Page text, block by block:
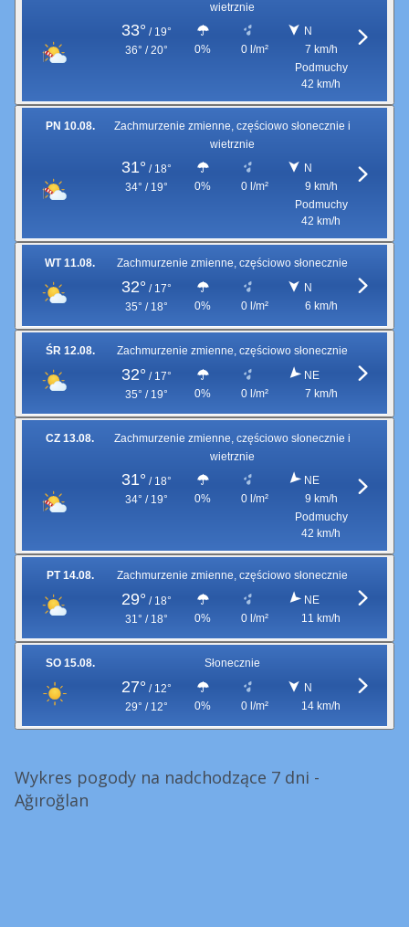
wietrznie
33° / 19°
36° / 20°
0% 0 l/m²
N
7 km/h
Podmuchy
42 km/h
PN 10.08.
Zachmurzenie zmienne, częściowo słonecznie i
wietrznie
31° / 18°
34° / 19°
0% 0 l/m²
N
9 km/h
Podmuchy
42 km/h
WT 11.08. Zachmurzenie zmienne, częściowo słonecznie
32° / 17°
35° / 18°
0% 0 l/m²
N
6 km/h
ŚR 12.08. Zachmurzenie zmienne, częściowo słonecznie
32° / 17°
35° / 19°
0% 0 l/m²
NE
7 km/h
CZ 13.08.
Zachmurzenie zmienne, częściowo słonecznie i
wietrznie
31° / 18°
34° / 19°
0% 0 l/m²
NE
9 km/h
Podmuchy
42 km/h
PT 14.08. Zachmurzenie zmienne, częściowo słonecznie
29° / 18°
31° / 18°
0% 0 l/m²
NE
11 km/h
SO 15.08. Słonecznie
27° / 12°
29° / 12°
0% 0 l/m²
N
14 km/h
Wykres pogody na nadchodzące 7 dni -
Ağıroğlan